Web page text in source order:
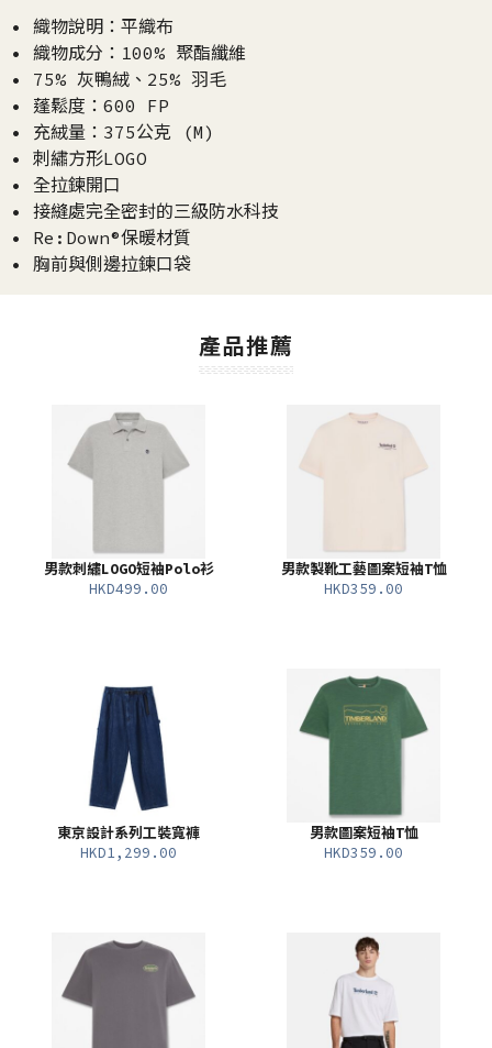
• 織物說明：平織布
• 織物成分：100% 聚酯纖維
• 75% 灰鴨絨、25% 羽毛
• 蓬鬆度：600 FP
• 充絨量：375公克 (M)
• 刺繡方形LOGO
• 全拉鍊開口
• 接縫處完全密封的三級防水科技
• Re:Down®保暖材質
• 胸前與側邊拉鍊口袋
產品推薦
男款刺繡LOGO短袖Polo衫
HKD499.00
男款製靴工藝圖案短袖T恤
HKD359.00
東京設計系列工裝寬褲
HKD1,299.00
男款圖案短袖T恤
HKD359.00